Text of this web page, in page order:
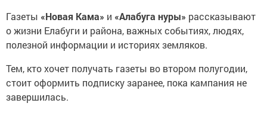
Газеты «Новая Кама» и «Алабуга нуры» рассказывают
о жизни Елабуги и района, важных событиях, людях,
полезной информации и историях земляков.
Тем, кто хочет получать газеты во втором полугодии,
стоит оформить подписку заранее, пока кампания не
завершилась.